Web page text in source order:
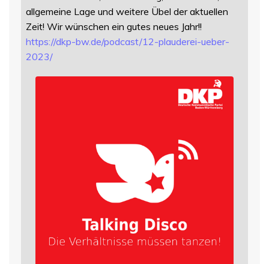
allgemeine Lage und weitere Übel der aktuellen
Zeit! Wir wünschen ein gutes neues Jahr!!
https://dkp-bw.de/podcast/12-plauderei-ueber-
2023/